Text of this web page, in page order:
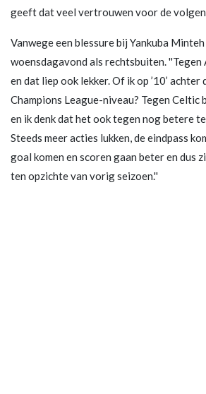
geeft dat veel vertrouwen voor de
Vanwege een blessure bij Yankuba
woensdagavond als rechtsbuiten.
en dat liep ook lekker. Of ik op ’10’ achter
Champions League-niveau? Tegen Celtic
en ik denk dat het ook tegen nog betere
Steeds meer acties lukken, de eindpass
goal komen en scoren gaan beter en dus
ten opzichte van vorig seizoen.''